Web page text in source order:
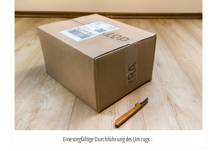
Eine sorgfältige Durchführung des Umzugs…